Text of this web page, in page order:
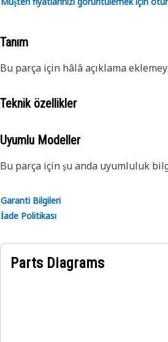
Tanım
Bu parça için hâlâ açıklama
Teknik özellikler
Uyumlu Modeller
Bu parça için şu anda uyumluluk
Garanti Bilgileri
İade Politikası
Parts Diagrams